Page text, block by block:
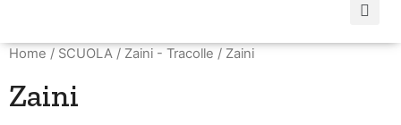
Home / SCUOLA / Zaini - Tracolle / Zaini
Zaini